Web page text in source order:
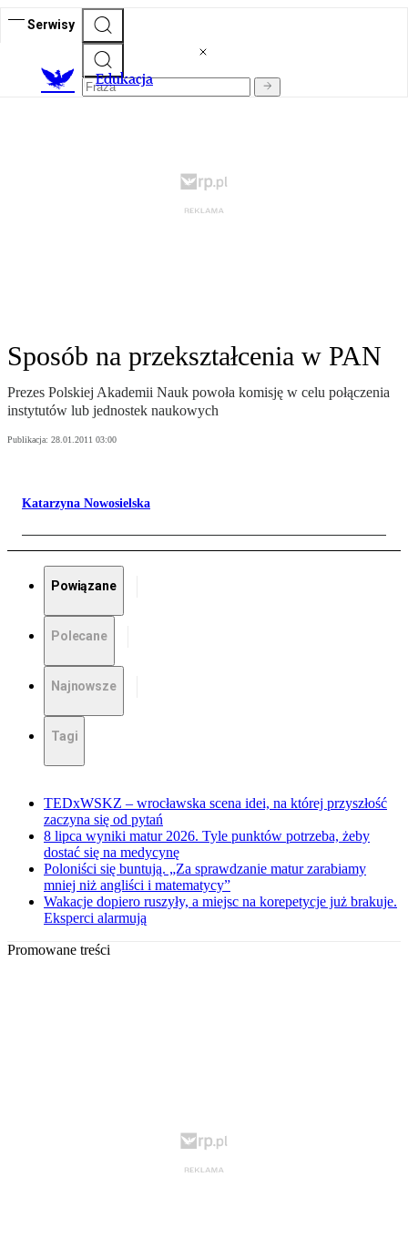
Serwisy
Edukacja
Sposób na przekształcenia w PAN
Prezes Polskiej Akademii Nauk powoła komisję w celu połączenia
instytutów lub jednostek naukowych
Publikacja: 28.01.2011 03:00
Katarzyna Nowosielska
Powiązane
Polecane
Najnowsze
Tagi
TEDxWSKZ – wrocławska scena idei, na której przyszłość
zaczyna się od pytań
8 lipca wyniki matur 2026. Tyle punktów potrzeba, żeby
dostać się na medycynę
Poloniści się buntują. „Za sprawdzanie matur zarabiamy
mniej niż angliści i matematycy”
Wakacje dopiero ruszyły, a miejsc na korepetycje już brakuje.
Eksperci alarmują
Promowane treści